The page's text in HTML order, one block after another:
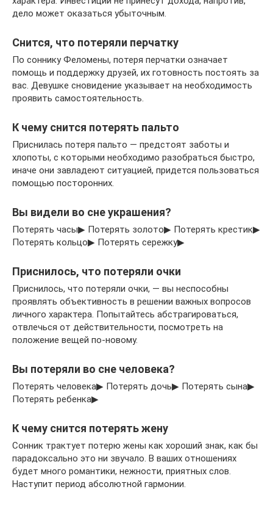
дело может оказаться убыточным.
Снится, что потеряли перчатку
По соннику Феломены, потеря перчатки означает
помощь и поддержку друзей, их готовность постоять за
вас. Девушке сновидение указывает на необходимость
проявить самостоятельность.
К чему снится потерять пальто
Приснилась потеря пальто — предстоят заботы и
хлопоты, с которыми необходимо разобраться быстро,
иначе они завладеют ситуацией, придется пользоваться
помощью посторонних.
Вы видели во сне украшения?
Потерять часы▶ Потерять золото▶ Потерять крестик▶
Потерять кольцо▶ Потерять сережку▶
Приснилось, что потеряли очки
Приснилось, что потеряли очки, — вы неспособны
проявлять объективность в решении важных вопросов
личного характера. Попытайтесь абстрагироваться,
отвлечься от действительности, посмотреть на
положение вещей по-новому.
Вы потеряли во сне человека?
Потерять человека▶ Потерять дочь▶ Потерять сына▶
Потерять ребенка▶
К чему снится потерять жену
Сонник трактует потерю жены как хороший знак, как бы
парадоксально это ни звучало. В ваших отношениях
будет много романтики, нежности, приятных слов.
Наступит период абсолютной гармонии.